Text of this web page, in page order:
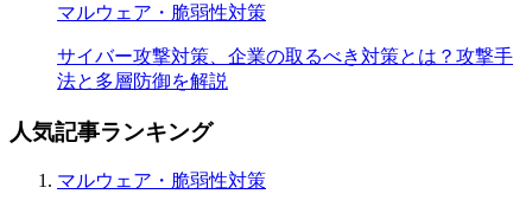
マルウェア・脆弱性対策
サイバー攻撃対策、企業の取るべき対策とは？攻撃手
法と多層防御を解説
人気記事ランキング
マルウェア・脆弱性対策